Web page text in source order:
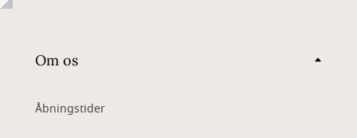
Om os
Åbningstider